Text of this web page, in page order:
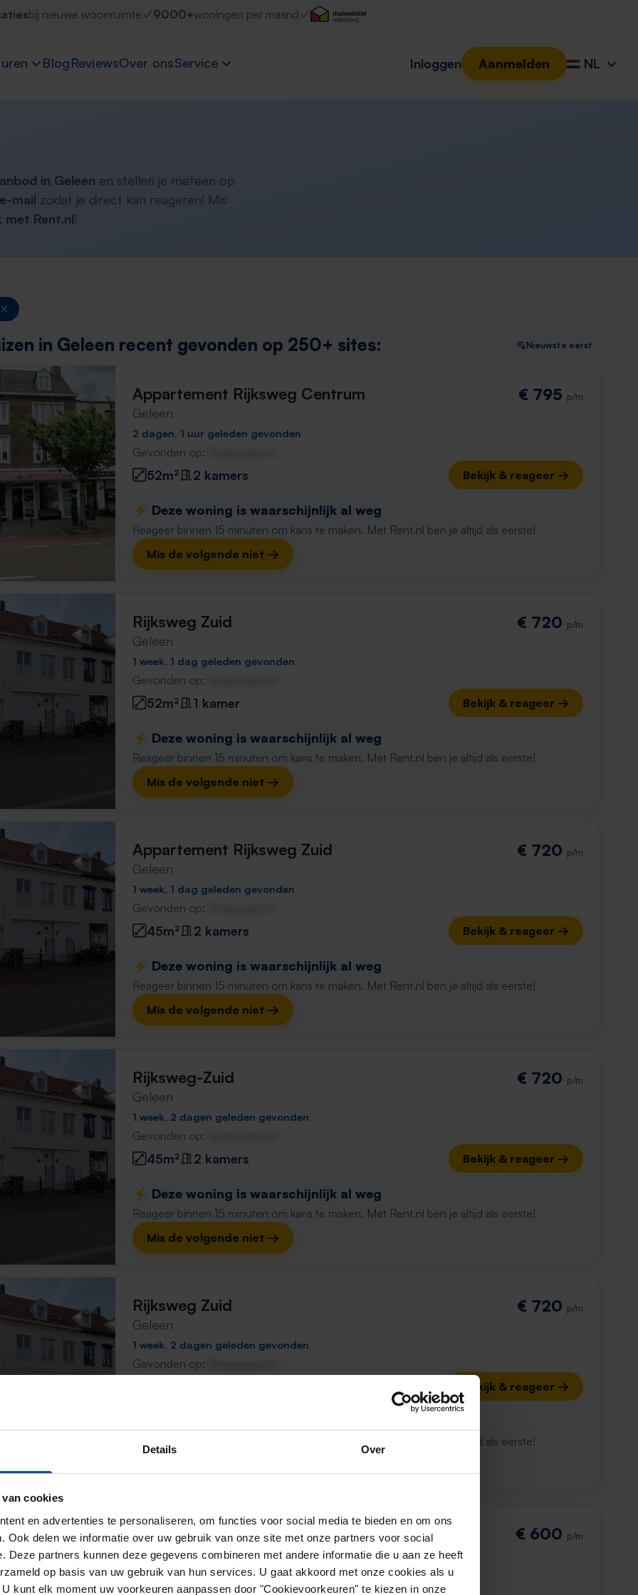
Details Over
cookies
en advertenties te personaliseren, om functies voor social media te bieden en om ons
Ook delen we informatie over uw gebruik van onze site met onze partners voor social
Deze partners kunnen deze gegevens combineren met andere informatie die u aan ze heeft
op basis van uw gebruik van hun services. U gaat akkoord met onze cookies als u
kunt elk moment uw voorkeuren aanpassen door "Cookievoorkeuren" te kiezen in onze
bij nieuwe woonruimte 9000+woningen per maand
BlogReviewsOver onsService Inloggen Aanmelden NL
in Geleen en stellen je meteen op
mail zodat je direct kan reageren! Mis
met Rent.nl!
in Geleen recent gevonden op 250+ sites: Nieuwste eerst
Appartement Rijksweg Centrum
Geleen
€ 795 p/m
2 dagen, 1 uur geleden gevonden
Gevonden op:
52m² 2 kamers Bekijk & reageer →
⚡️ Deze woning is waarschijnlijk al weg
Reageer binnen 15 minuten om kans te maken. Met Rent.nl ben je altijd als eerste!
Mis de volgende niet →
Rijksweg Zuid
Geleen
€ 720 p/m
1 week, 1 dag geleden gevonden
Gevonden op:
52m² 1 kamer Bekijk & reageer →
⚡️ Deze woning is waarschijnlijk al weg
Reageer binnen 15 minuten om kans te maken. Met Rent.nl ben je altijd als eerste!
Mis de volgende niet →
Appartement Rijksweg Zuid
Geleen
€ 720 p/m
1 week, 1 dag geleden gevonden
Gevonden op:
45m² 2 kamers Bekijk & reageer →
⚡️ Deze woning is waarschijnlijk al weg
Reageer binnen 15 minuten om kans te maken. Met Rent.nl ben je altijd als eerste!
Mis de volgende niet →
Rijksweg-Zuid
Geleen
€ 720 p/m
1 week, 2 dagen geleden gevonden
Gevonden op:
45m² 2 kamers Bekijk & reageer →
⚡️ Deze woning is waarschijnlijk al weg
Reageer binnen 15 minuten om kans te maken. Met Rent.nl ben je altijd als eerste!
Mis de volgende niet →
Rijksweg Zuid
Geleen
€ 720 p/m
1 week, 2 dagen geleden gevonden
Gevonden op:
Bekijk & reageer →
Reageer binnen 15 minuten om kans te maken. Met Rent.nl ben je altijd als eerste!
Beekhoverstraat
Geleen
€ 600 p/m
1 week, 6 dagen geleden gevonden
Gevonden op:Gnagnagna.nl